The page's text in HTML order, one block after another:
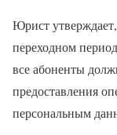
Юрист
переходном
все абоненты
предоставления
персональным